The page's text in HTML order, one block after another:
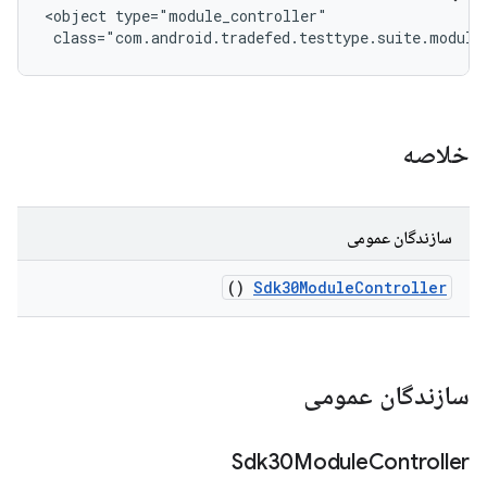
<object type="module_controller"
خلاصه
سازندگان عمومی
Sdk30ModuleController
()
سازندگان عمومی
Sdk30ModuleController